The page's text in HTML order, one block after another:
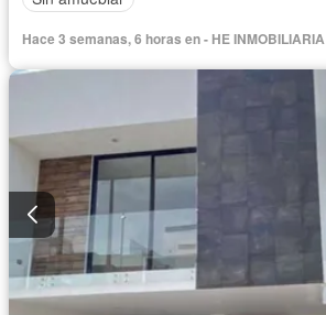
Hace 3 semanas, 6 horas en - HE INMOBILIARIA